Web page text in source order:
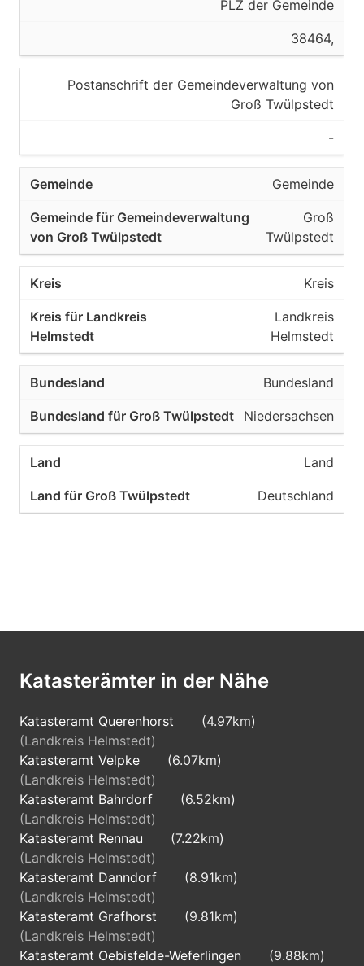
PLZ der Gemeinde
38464,
Postanschrift der Gemeindeverwaltung von
Groß Twülpstedt
-
Gemeinde
Groß
Twülpstedt
Kreis
Landkreis
Helmstedt
Bundesland
Niedersachsen
Land
Deutschland
Katasterämter in der Nähe
Katasteramt Querenhorst
(4.97km)
(Landkreis Helmstedt)
Katasteramt Velpke
(6.07km)
(Landkreis Helmstedt)
Katasteramt Bahrdorf
(6.52km)
(Landkreis Helmstedt)
Katasteramt Rennau
(7.22km)
(Landkreis Helmstedt)
Katasteramt Danndorf
(8.91km)
(Landkreis Helmstedt)
Katasteramt Grafhorst
(9.81km)
(Landkreis Helmstedt)
Katasteramt Oebisfelde-Weferlingen
(9.88km)